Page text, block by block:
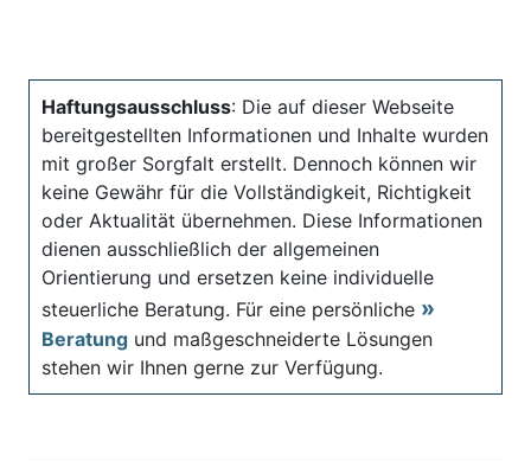
Haftungsausschluss: Die auf dieser Webseite
bereitgestellten Informationen und Inhalte wurden
mit großer Sorgfalt erstellt. Dennoch können wir
keine Gewähr für die Vollständigkeit, Richtigkeit
oder Aktualität übernehmen. Diese Informationen
dienen ausschließlich der allgemeinen
Orientierung und ersetzen keine individuelle
steuerliche Beratung. Für eine persönliche
Beratung und maßgeschneiderte Lösungen
stehen wir Ihnen gerne zur Verfügung.